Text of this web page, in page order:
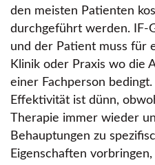
den meisten Patienten
durchgeführt werden. IF-
und der Patient muss für
Klinik oder Praxis wo die
einer Fachperson
Effektivität ist dünn,
Therapie immer wieder
Behauptungen zu
Eigenschaften